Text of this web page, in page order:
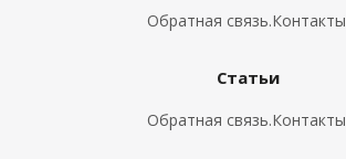
Обратная связь.Контакты
Статьи
Обратная связь.Контакты